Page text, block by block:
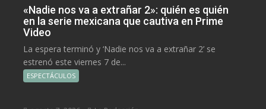
«Nadie nos va a extrañar 2»: quién es quién
en la serie mexicana que cautiva en Prime
Video
La espera terminó y ‘Nadie nos va a extrañar 2’ se
estrenó este viernes 7 de...
ESPECTÁCULOS